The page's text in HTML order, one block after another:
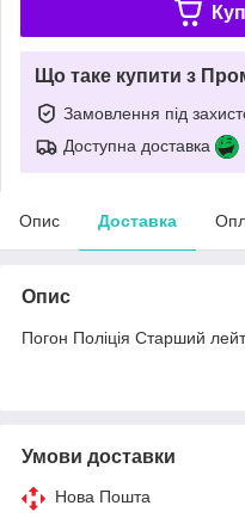
Що таке купити з
Замовлення під
Доступна доставка
Опис Доставка
Опис
Погон Поліція Старший
Умови доставки
Нова Пошта